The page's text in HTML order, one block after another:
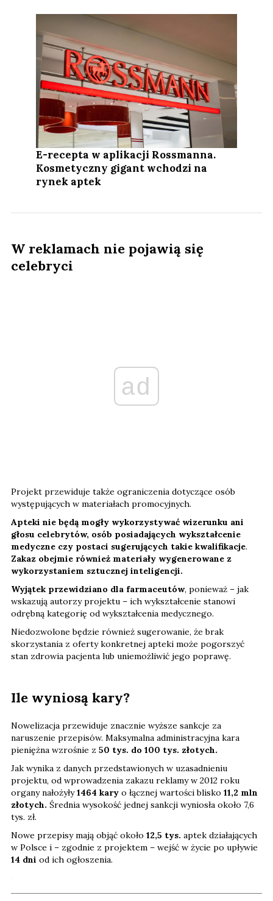
E-recepta w aplikacji Rossmanna.
Kosmetyczny gigant wchodzi na
rynek aptek
W reklamach nie pojawią się
celebryci
ad
Projekt przewiduje także ograniczenia dotyczące osób
występujących w materiałach promocyjnych.
Apteki nie będą mogły wykorzystywać wizerunku ani
głosu celebrytów, osób posiadających wykształcenie
medyczne czy postaci sugerujących takie kwalifikacje.
Zakaz obejmie również materiały wygenerowane z
wykorzystaniem sztucznej inteligencji.
Wyjątek przewidziano dla farmaceutów, ponieważ – jak
wskazują autorzy projektu – ich wykształcenie stanowi
odrębną kategorię od wykształcenia medycznego.
Niedozwolone będzie również sugerowanie, że brak
skorzystania z oferty konkretnej apteki może pogorszyć
stan zdrowia pacjenta lub uniemożliwić jego poprawę.
Ile wyniosą kary?
Nowelizacja przewiduje znacznie wyższe sankcje za
naruszenie przepisów. Maksymalna administracyjna kara
pieniężna wzrośnie z 50 tys. do 100 tys. złotych.
Jak wynika z danych przedstawionych w uzasadnieniu
projektu, od wprowadzenia zakazu reklamy w 2012 roku
organy nałożyły1464 kary o łącznej wartości blisko 11,2 mln
złotych. Średnia wysokość jednej sankcji wyniosła około 7,6
tys. zł.
Nowe przepisy mają objąć około 12,5 tys. aptek działających
w Polsce i – zgodnie z projektem – wejść w życie po upływie
14 dni od ich ogłoszenia.